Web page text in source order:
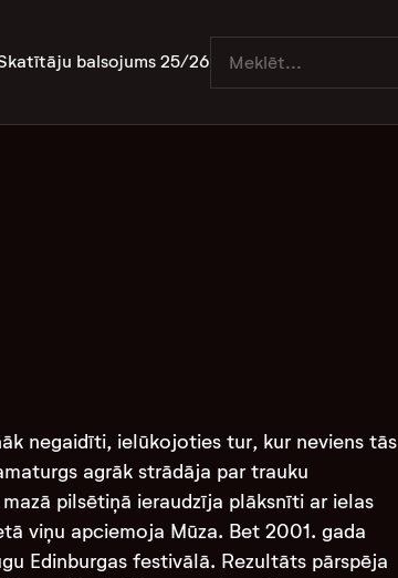
balsojums 25/26
negaidīti, ielūkojoties tur, kur neviens tās
agrāk strādāja par trauku
pilsētiņā ieraudzīja plāksnīti ar ielas
viņu apciemoja Mūza. Bet 2001. gada
Edinburgas festivālā. Rezultāts pārspēja